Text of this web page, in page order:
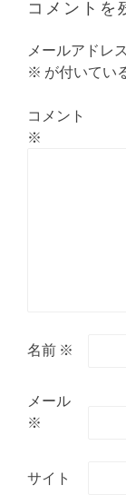
ー
シ
ョ
ン
コメントを
メールアドレ
※ が付いてい
コメント
※
名前 ※
メール
※
サイト